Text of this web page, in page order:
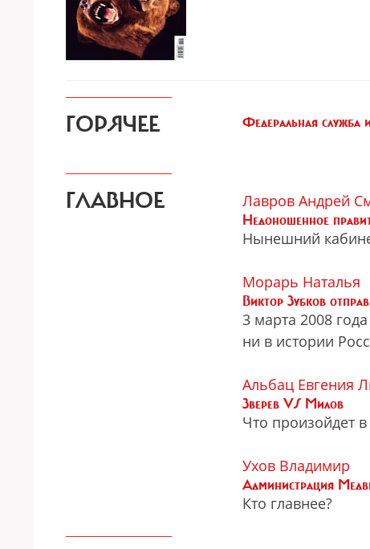
ГОРЯЧЕЕ Федеральная
ГЛАВНОЕ Лавров Андрей
Недоношенное
Нынешний
Морарь Наталья
Виктор Зубков
3 марта 2008
ни в истории
Альбац Евгения
Зверев VS Милов
Что произойдет
Ухов Владимир
Администрация
Кто главнее?